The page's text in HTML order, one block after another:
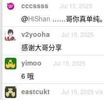
cccssss Jul 15, 2025
@HiShan ……哥你真单纯
v2yooha Jul 15, 2025
感谢大哥分享
yimoo Jul 15, 2025
6 哦
eastcukt Jul 15, 2025